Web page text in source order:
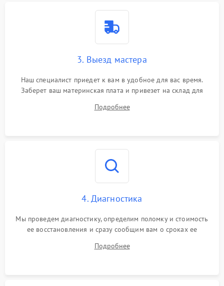
3. Выезд мастера
Наш специалист приедет к вам в удобное для вас время.
Заберет ваш материнская плата и привезет на склад для
Подробнее
4. Диагностика
Мы проведем диагностику, определим поломку и стоимость
ее восстановления и сразу сообщим вам о сроках ее
Подробнее